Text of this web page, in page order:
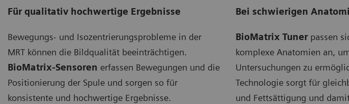
Für qualitativ hochwertige Ergebnisse
Bewegungs- und Isozentrierungsprobleme in der
MRT können die Bildqualität beeinträchtigen.
BioMatrix-Sensoren erfassen Bewegungen und die
Positionierung der Spule und sorgen so für
konsistente und hochwertige Ergebnisse.
Bei schwierigen
BioMatrix Tunerpassen
komplexe Anatomien an,
Untersuchungen zu
Technologie sorgt für
und Fettsättigung und